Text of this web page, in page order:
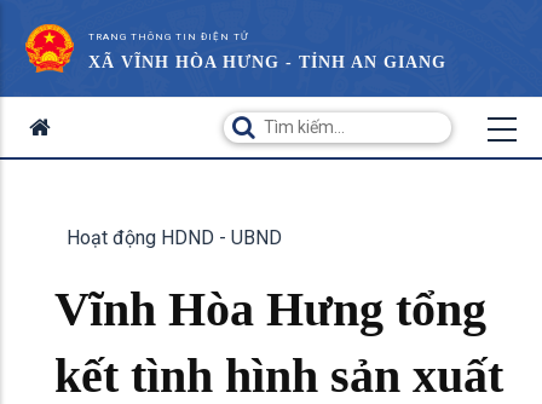
TRANG THÔNG TIN ĐIỆN TỬ
XÃ VĨNH HÒA HƯNG - TỈNH AN GIANG
Hoạt động HDND - UBND
Vĩnh Hòa Hưng tổng
kết tình hình sản xuất